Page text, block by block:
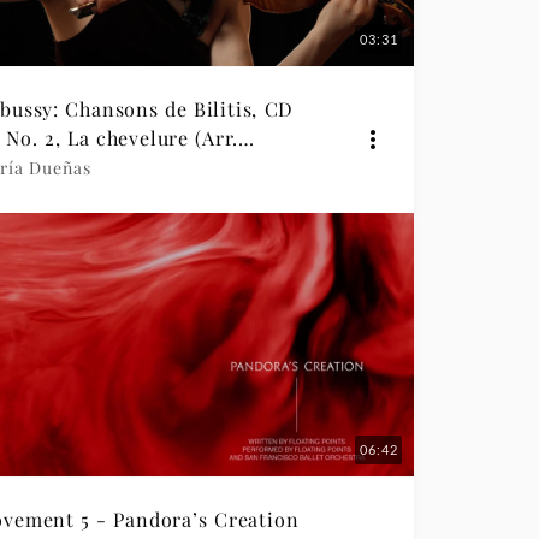
03:31
Chansons de Bilitis, CD
No. 2, La chevelure (Arr.
for Violin & Piano)
Dueñas
06:42
5 - Pandora’s Creation